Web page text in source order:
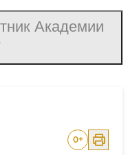
0+
Академии